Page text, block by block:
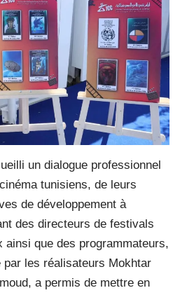
un dialogue professionnel
tunisiens, de leurs
de développement à
des directeurs de festivals
ainsi que des programmateurs,
les réalisateurs Mokhtar
a permis de mettre en